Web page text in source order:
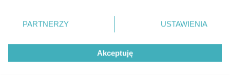
zmienić/wycofać klikając przycisk ustawień prywatności
znajdujący się w lewym dolnym rogu strony
rodzaje przetwarzania danych nie wymagają zgody
użytkownika, ale masz prawo sprzeciwić się takiemu
przetwarzaniu. Preferencje będą miały zastosowanie tylko
PARTNERZY USTAWIENIA
Akceptuję